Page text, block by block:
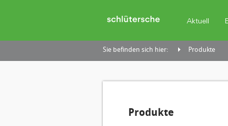
Aktuell
Sie befinden sich hier: Produkte
Produkte